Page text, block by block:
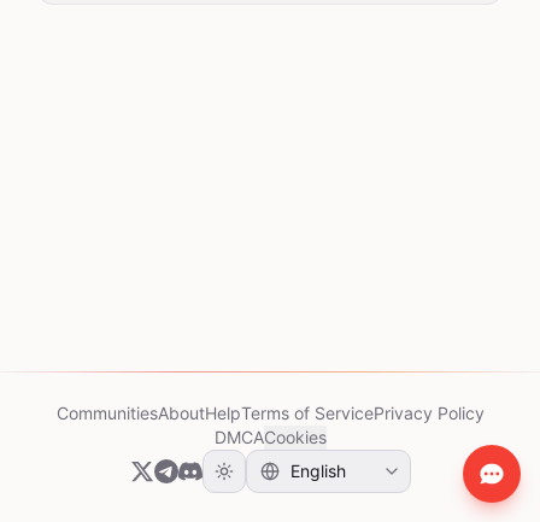
CommunitiesAboutHelpTerms of ServicePrivacy Policy
DMCACookies